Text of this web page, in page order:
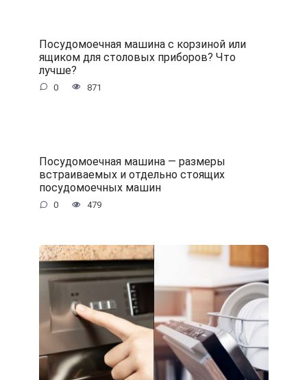
Посудомоечная машина с корзиной или
ящиком для столовых приборов? Что
лучше?
0 871
Посудомоечная машина — размеры
встраиваемых и отдельно стоящих
посудомоечных машин
0 479